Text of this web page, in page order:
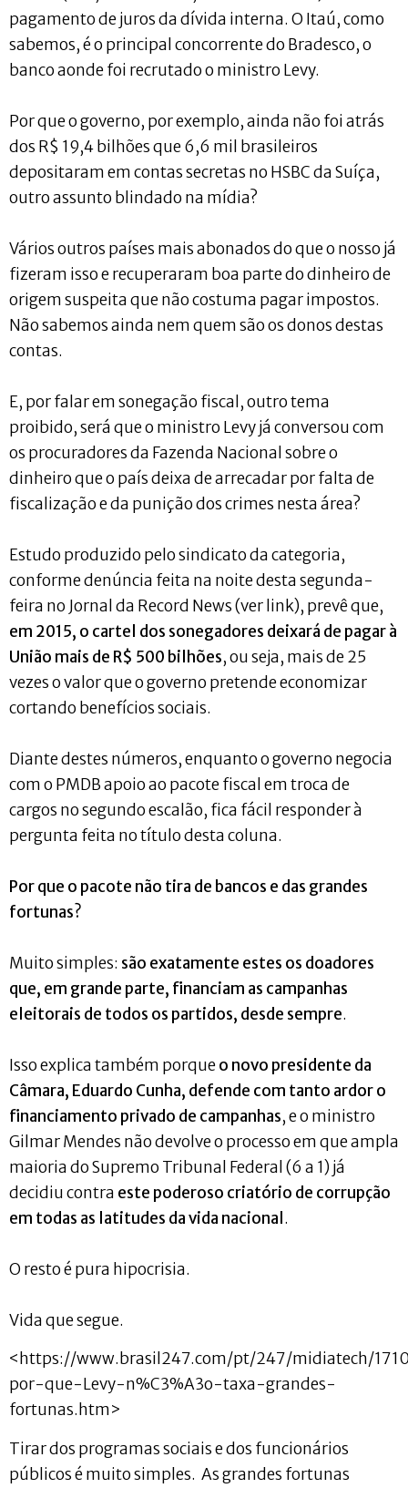
pagamento de juros da dívida interna. O Itaú, como
sabemos, é o principal concorrente do Bradesco, o
banco aonde foi recrutado o ministro Levy.
Por que o governo, por exemplo, ainda não foi atrás
dos R$ 19,4 bilhões que 6,6 mil brasileiros
depositaram em contas secretas no HSBC da Suíça,
outro assunto blindado na mídia?
Vários outros países mais abonados do que o nosso já
fizeram isso e recuperaram boa parte do dinheiro de
origem suspeita que não costuma pagar impostos.
Não sabemos ainda nem quem são os donos destas
contas.
E, por falar em sonegação fiscal, outro tema
proibido, será que o ministro Levy já conversou com
os procuradores da Fazenda Nacional sobre o
dinheiro que o país deixa de arrecadar por falta de
fiscalização e da punição dos crimes nesta área?
Estudo produzido pelo sindicato da categoria,
conforme denúncia feita na noite desta segunda-
feira no Jornal da Record News (ver link), prevê que,
em 2015, o cartel dos sonegadores deixará de pagar à
União mais de R$ 500 bilhões, ou seja, mais de 25
vezes o valor que o governo pretende economizar
cortando benefícios sociais.
Diante destes números, enquanto o governo negocia
com o PMDB apoio ao pacote fiscal em troca de
cargos no segundo escalão, fica fácil responder à
pergunta feita no título desta coluna.
Por que o pacote não tira de bancos e das grandes
fortunas?
Muito simples: são exatamente estes os doadores
que, em grande parte, financiam as campanhas
eleitorais de todos os partidos, desde sempre.
Isso explica também porqueo novo presidente da
Câmara, Eduardo Cunha, defende com tanto ardor o
financiamento privado de campanhas, e o ministro
Gilmar Mendes não devolve o processo em que ampla
maioria do Supremo Tribunal Federal (6 a 1) já
decidiu contra este poderoso criatório de corrupção
em todas as latitudes da vida nacional .
O resto é pura hipocrisia.
Vida que segue.
<https://www.brasil247.com/pt/247/midiatech/
por-que-Levy-n%C3%A3o-taxa-grandes-
fortunas.htm>
Tirar dos programas sociais e dos funcionários
públicos é muito simples. As grandes fortunas